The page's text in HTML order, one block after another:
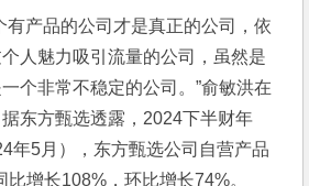
有产品的公司才是真正的公司，依
人魅力吸引流量的公司，虽然是
个非常不稳定的公司。”俞敏洪在
东方甄选透露，2024下半财年
年5月），东方甄选公司自营产品
增长108%，环比增长74%。